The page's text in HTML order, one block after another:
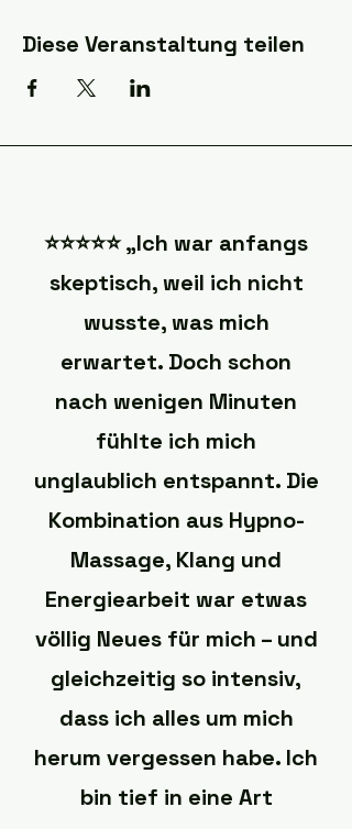
Diese Veranstaltung teilen
⭐️⭐️⭐️⭐️⭐️ „Ich war anfangs
skeptisch, weil ich nicht
wusste, was mich
erwartet. Doch schon
nach wenigen Minuten
fühlte ich mich
unglaublich entspannt. Die
Kombination aus Hypno-
Massage, Klang und
Energiearbeit war etwas
völlig Neues für mich – und
gleichzeitig so intensiv,
dass ich alles um mich
herum vergessen habe. Ich
bin tief in eine Art